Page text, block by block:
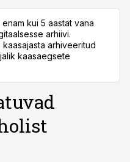
kui 5 aastat vana
arhiivi.
arhiveeritud
kaasaegsete